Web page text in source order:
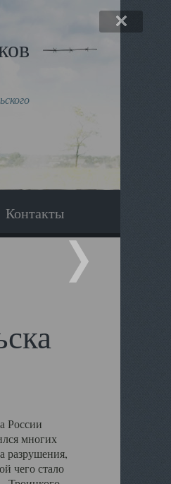
Контакты
России
многих
разрушения,
чего стало